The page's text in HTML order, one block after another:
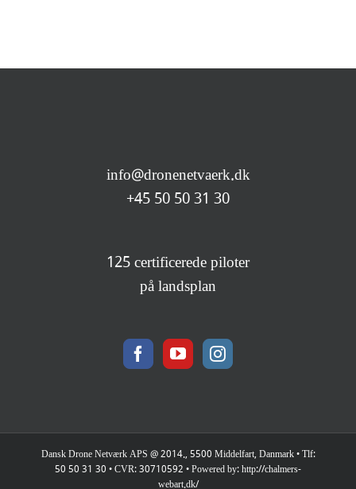
info@dronenetvaerk.dk
+45 50 50 31 30
125 certificerede piloter
på landsplan
Dansk Drone Netværk APS @ 2014., 5500 Middelfart, Danmark • Tlf:
50 50 31 30 • CVR: 30710592 • Powered by: http://chalmers-
webart.dk/